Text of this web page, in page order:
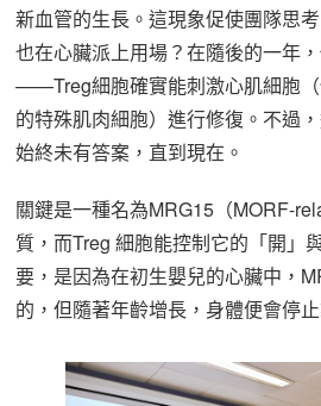
新血管的生長。這現象促使團隊思
也在心臟派上用場？在隨後的一年
——Treg細胞確實能刺激心肌細胞
的特殊肌肉細胞）進行修復。不過
始終未有答案，直到現在。
關鍵是一種名為MRG15（MORF-
質，而Treg 細胞能控制它的「開」
要，是因為在初生嬰兒的心臟中，
的，但隨著年齡增長，身體便會停